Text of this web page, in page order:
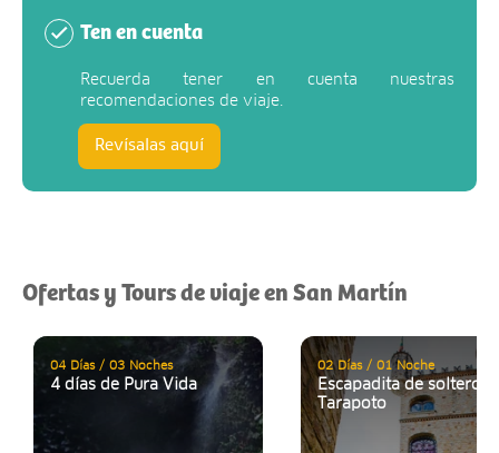
Ten en cuenta
Recuerda tener en cuenta nuestras
recomendaciones de viaje.
Revísalas aquí
Ofertas y Tours de viaje en San Martín
04 Días / 03 Noches
4 días de Pura Vida
02 Días / 01 Noche
Escapadita de soltero a
Tarapoto